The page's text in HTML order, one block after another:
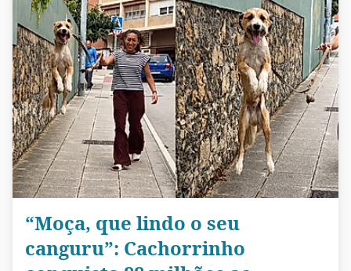
“Moça, que lindo o seu
canguru”: Cachorrinho